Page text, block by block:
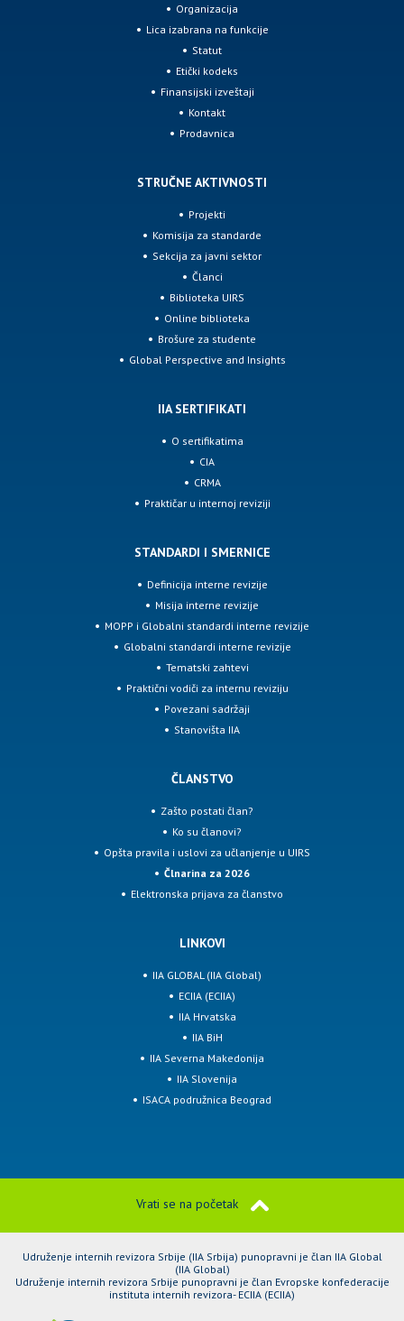
Organizacija
Lica izabrana na funkcije
Statut
Etički kodeks
Finansijski izveštaji
Kontakt
Prodavnica
STRUČNE AKTIVNOSTI
Projekti
Komisija za standarde
Sekcija za javni sektor
Članci
Biblioteka UIRS
Online biblioteka
Brošure za studente
Global Perspective and Insights
IIA SERTIFIKATI
O sertifikatima
CIA
CRMA
Praktičar u internoj reviziji
STANDARDI I SMERNICE
Definicija interne revizije
Misija interne revizije
MOPP i Globalni standardi interne revizije
Globalni standardi interne revizije
Tematski zahtevi
Praktični vodiči za internu reviziju
Povezani sadržaji
Stanovišta IIA
ČLANSTVO
Zašto postati član?
Ko su članovi?
Opšta pravila i uslovi za učlanjenje u UIRS
Člnarina za 2026
Elektronska prijava za članstvo
LINKOVI
IIA GLOBAL (IIA Global)
ECIIA (ECIIA)
IIA Hrvatska
IIA BiH
IIA Severna Makedonija
IIA Slovenija
ISACA podružnica Beograd
Vrati se na početak
Udruženje internih revizora Srbije (IIA Srbija) punopravni je član IIA Global
(IIA Global)
Udruženje internih revizora Srbije punopravni je član Evropske konfederacije
instituta internih revizora- ECIIA (ECIIA)